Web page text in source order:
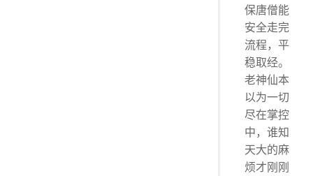
保唐僧能
安全走完
流程，平
稳取经。
老神仙本
以为一切
尽在掌控
中，谁知
天大的麻
烦才刚刚